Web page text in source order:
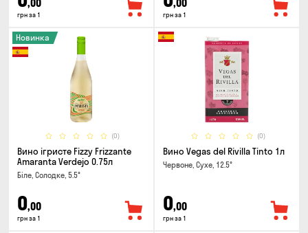
,00
грн за 1
,00
грн за 1
(0)
Новинка
Вино ігристе Fizzy Frizzante
Amaranta Verdejo 0.75л
Біле, Солодке, 5.5°
0,00
грн за 1
(0)
Вино Vegas del Rivilla Tinto 1л
Червоне, Сухе, 12.5°
0,00
грн за 1